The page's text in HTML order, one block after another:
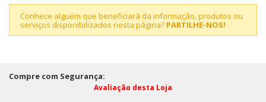
Conhece alguém que beneficiará da informação, produtos ou
serviços disponibilizados nesta página? PARTILHE-NOS!
Compre com Segurança:
Avaliação desta Loja